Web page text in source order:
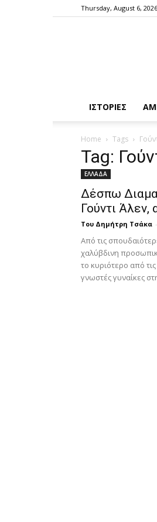
Thursday, August 6, 2026
ΙΣΤΟΡΙΕΣ
Home Tags
Tag:
ΕΛΛΑΔΑ
Δέσπω
Γούντι
Του Δημήτρη Τσάκα -
Από τις
χαλύβδινη
το κυριότερο από
γνωστές γυναίκες